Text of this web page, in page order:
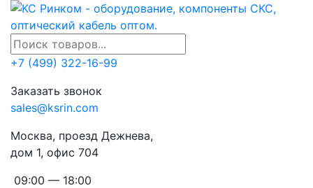
+7 (499) 322-16-99
Заказать звонок
sales@ksrin.com
Москва, проезд Дежнева,
дом 1, офис 704
09:00 — 18:00